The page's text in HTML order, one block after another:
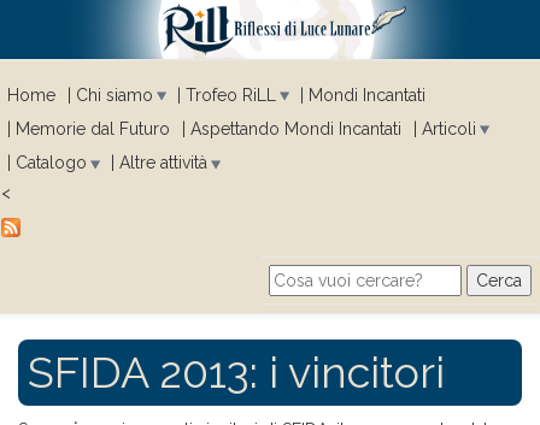
Home Chi siamo Trofeo RiLL
Mondi Incantati
Memorie dal Futuro
Aspettando Mondi Incantati
Articoli
Catalogo
Altre attività
<
Search form
Cerca
SFIDA 2013: i vincitori